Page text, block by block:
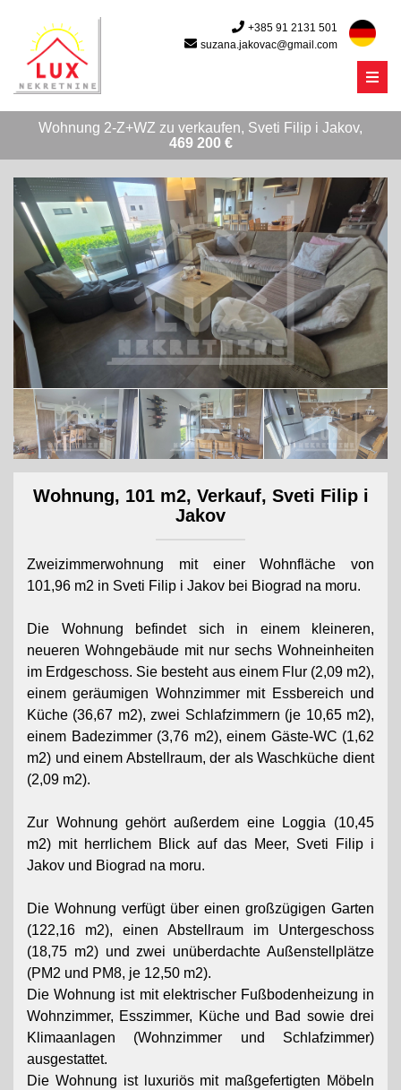
+385 91 2131 501
suzana.jakovac@gmail.com
Menu
Wohnung 2-Z+WZ zu verkaufen, Sveti Filip i Jakov,
469 200 €
Wohnung, 101 m2, Verkauf, Sveti Filip i
Jakov
Zweizimmerwohnung mit einer Wohnfläche von
101,96 m2 in Sveti Filip i Jakov bei Biograd na moru.
Die Wohnung befindet sich in einem kleineren,
neueren Wohngebäude mit nur sechs Wohneinheiten
im Erdgeschoss. Sie besteht aus einem Flur (2,09 m2),
einem geräumigen Wohnzimmer mit Essbereich und
Küche (36,67 m2), zwei Schlafzimmern (je 10,65 m2),
einem Badezimmer (3,76 m2), einem Gäste-WC (1,62
m2) und einem Abstellraum, der als Waschküche dient
(2,09 m2).
Zur Wohnung gehört außerdem eine Loggia (10,45
m2) mit herrlichem Blick auf das Meer, Sveti Filip i
Jakov und Biograd na moru.
Die Wohnung verfügt über einen großzügigen Garten
(122,16 m2), einen Abstellraum im Untergeschoss
(18,75 m2) und zwei unüberdachte Außenstellplätze
(PM2 und PM8, je 12,50 m2).
Die Wohnung ist mit elektrischer Fußbodenheizung in
Wohnzimmer, Esszimmer, Küche und Bad sowie drei
Klimaanlagen (Wohnzimmer und Schlafzimmer)
ausgestattet.
Die Wohnung ist luxuriös mit maßgefertigten Möbeln